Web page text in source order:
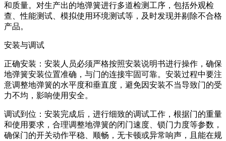
和质量。对生产出的地弹簧进行多道检测工序，包括外观检
查、性能测试、模拟使用环境测试等，及时发现并剔除不合格
产品。
安装与调试
正确安装：安装人员必须严格按照安装说明书进行操作，确保
地弹簧安装位置准确，与门的连接牢固可靠。安装过程中要注
意调整地弹簧的水平度和垂直度，避免因安装不当导致门的受
力不均，影响使用安全。
调试到位：安装完成后，进行细致的调试工作，根据门的重量
和使用要求，合理调整地弹簧的闭门速度、锁门力度等参数，
确保门的开关动作平稳、顺畅，无卡顿或异常响声，且能在规